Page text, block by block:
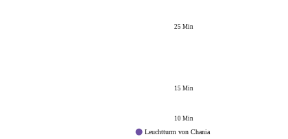
10Min
15 Min
25 Min
Leuchtturm von Chania